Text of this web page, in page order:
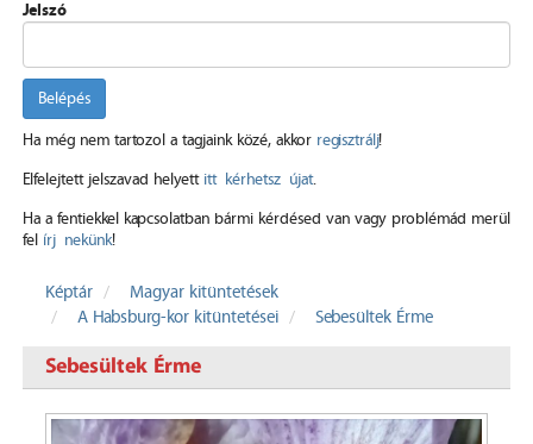
Jelszó
Belépés
Ha még nem tartozol a tagjaink közé, akkor regisztrálj!
Elfelejtett jelszavad helyett itt kérhetsz újat.
Ha a fentiekkel kapcsolatban bármi kérdésed van vagy problémád merül
fel írj nekünk!
Képtár
Magyar kitüntetések
A Habsburg-kor kitüntetései
Sebesültek Érme
Sebesültek Érme